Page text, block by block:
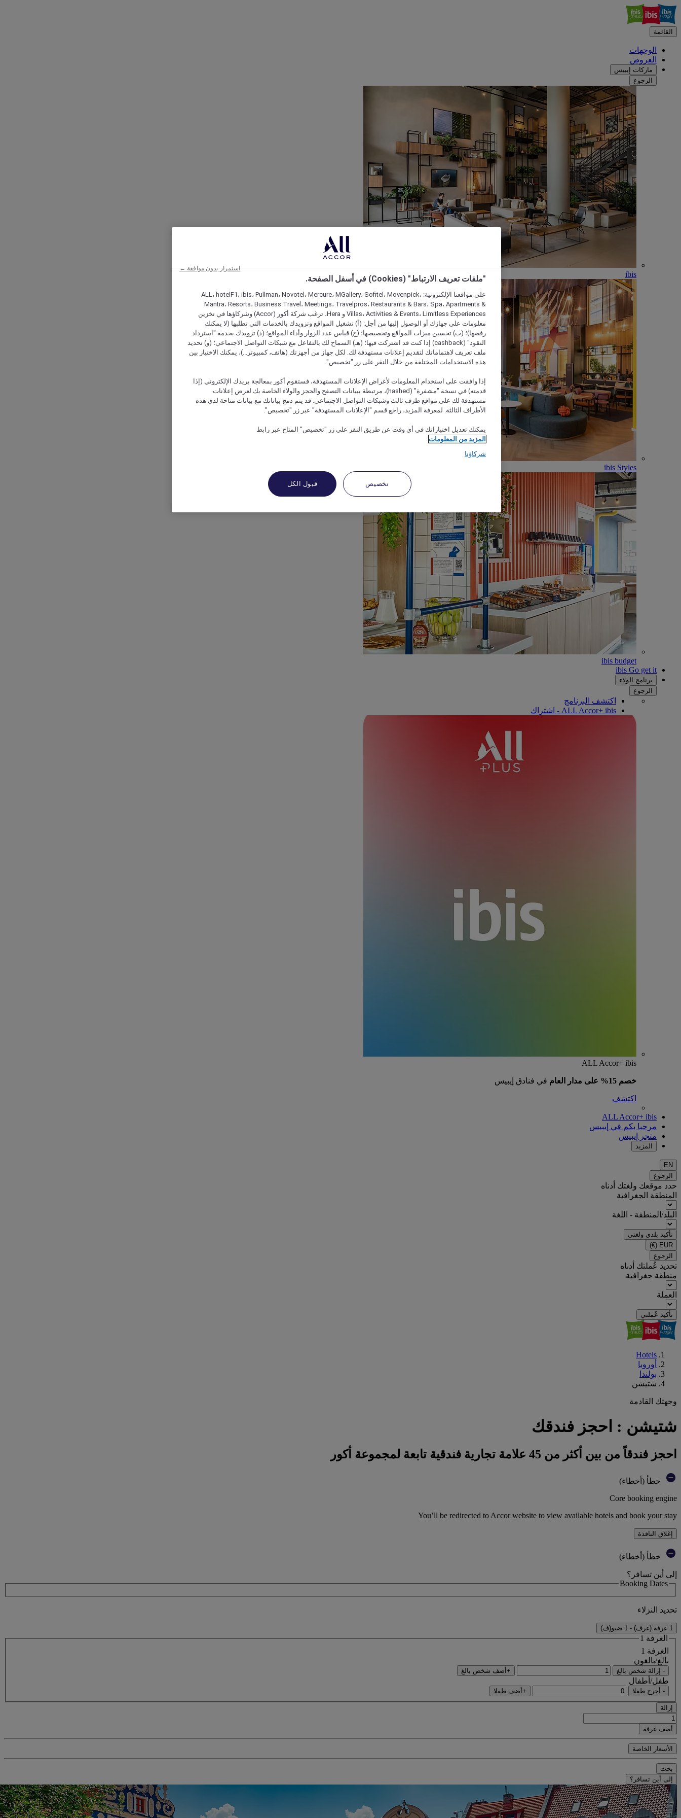
القائمة
الوجهات
العروض
ماركات إيبيس
الرجوع
ibis
ibis Styles
ibis budget
ibis Go get it
برنامج الولاء
الرجوع
اكتشف البرنامج
ALL Accor+ ibis - اشتراك
ALL Accor+ ibis
خصم 15% على مدار العام في فنادق إيبيس
اكتشف
ALL Accor+ ibis
مرحبا بكم في إيبيس
متجر إيبيس
المزيد
EN
الرجوع
حدد موقعك ولغتك أدناه
المنطقة الجغرافية
البلد/المنطقة - اللغة
تأكيد بلدي ولغتي
EUR
(€)
الرجوع
تحديد عُملتك أدناه
منطقة جغرافية
العملة
تأكيد عُملتي
Hotels
أوروبا
بولندا
شتيشن
وجهتك القادمة
شتيشن : احجز فندقك
احجز فندقاً من بين أكثر من 45 علامة تجارية فندقية تابعة لمجموعة أكور
خطأ (أخطاء)
Core booking engine
You’ll be redirected to Accor website to view available hotels and book your stay
إغلاق النافذة
خطأ (أخطاء)
إلى أين تسافر؟
Booking Dates
تحديد النزلاء
1 غرفة (غرف) - 1 ضيو(ف)
الغرفة 1
الغرفة 1
بالغ/بالغون
- إزالة شخص بالغ +أضف شخص بالغ
طفل/أطفال
- أخرج طفلا +أضف طفلا
إزالة
أضف غرفة
الأسعار الخاصة
بحث
إلى أين تسافر؟
"ملفات تعريف الارتباط" (Cookies) في أسفل الصفحة.
على مواقعنا الإلكترونية: ALL، hotelF1، ibis، Pullman، Novotel، Mercure، MGallery، Sofitel، Movenpick،
Mantra، Resorts، Business Travel، Meetings، Travelpros، Restaurants & Bars، Spa، Apartments &
Villas، Activities & Events، Limitless Experiences و Hera، ترغب شركة أكور (Accor) وشركاؤها في تخزين
معلومات على جهازك أو الوصول إليها من أجل: (أ) تشغيل المواقع وتزويدك بالخدمات التي تطلبها (لا يمكنك
رفضها)؛ (ب) تحسين ميزات المواقع وتخصيصها؛ (ج) قياس عدد الزوار وأداء المواقع؛ (د) تزويدك بخدمة "استرداد
النقود" (cashback) إذا كنت قد اشتركت فيها؛ (هـ) السماح لك بالتفاعل مع شبكات التواصل الاجتماعي؛ (و) تحديد
ملف تعريف لاهتماماتك لتقديم إعلانات مستهدفة لك. لكل جهاز من أجهزتك (هاتف، كمبيوتر...)، يمكنك الاختيار بين
هذه الاستخدامات المختلفة من خلال النقر على زر "تخصيص".
إذا وافقت على استخدام المعلومات لأغراض الإعلانات المستهدفة، فستقوم أكور بمعالجة بريدك الإلكتروني (إذا
قدمته) في نسخة "مشفرة" (hashed)، مرتبطة ببيانات التصفح والحجز والولاء الخاصة بك لعرض إعلانات
مستهدفة لك على مواقع طرف ثالث وشبكات التواصل الاجتماعي. قد يتم دمج بياناتك مع بيانات متاحة لدى هذه
الأطراف الثالثة. لمعرفة المزيد، راجع قسم "الإعلانات المستهدفة" عبر زر "تخصيص".
يمكنك تعديل اختياراتك في أي وقت عن طريق النقر على زر "تخصيص" المتاح عبر رابط
المزيد من المعلومات
شركاؤنا
تخصيص قبول الكل
استمرار بدون موافقة ←